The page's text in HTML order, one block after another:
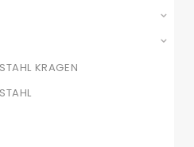
KRAGEN